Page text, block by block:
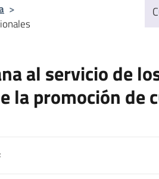
>
al servicio de
la promoción de